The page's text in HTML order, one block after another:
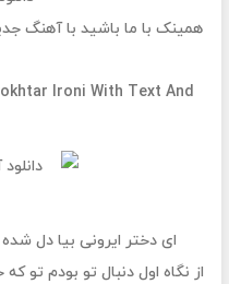
همینک با ما باشید با آهنگ
Ironi With Text And
ای دختر ایرونی بیا دل
از نگاه اول دنبال تو بودم